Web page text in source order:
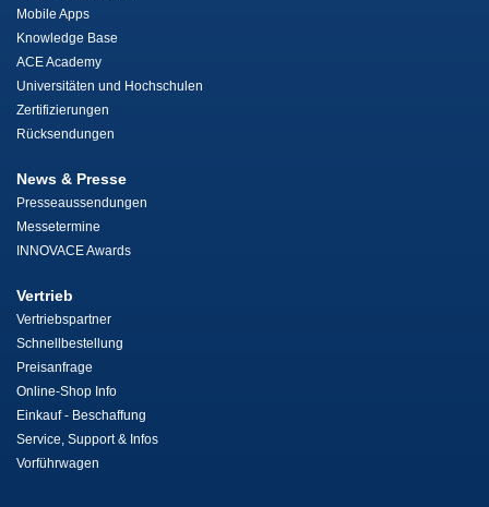
Mobile Apps
Knowledge Base
ACE Academy
Universitäten und Hochschulen
Zertifizierungen
Rücksendungen
News & Presse
Presseaussendungen
Messetermine
INNOVACE Awards
Vertrieb
Vertriebspartner
Schnellbestellung
Preisanfrage
Online-Shop Info
Einkauf - Beschaffung
Service, Support & Infos
Vorführwagen